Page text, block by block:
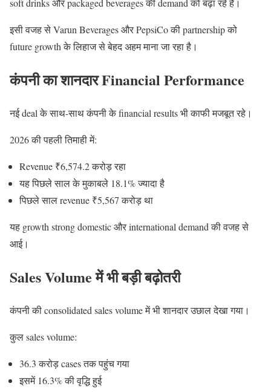
soft drinks और packaged beverages की demand को बढ़ा रहे हैं।
इसी वजह से Varun Beverages और PepsiCo की partnership को
future growth के लिहाज से बेहद अहम माना जा रहा है।
कंपनी का शानदार Financial Performance
नई deal के साथ-साथ कंपनी के financial results भी काफी मजबूत रहे।
2026 की पहली तिमाही में:
Revenue ₹6,574.2 करोड़ रहा
यह पिछले साल के मुकाबले 18.1% ज्यादा है
पिछले साल revenue ₹5,567 करोड़ था
यह growth strong domestic और international demand की वजह से
आई।
Sales Volume में भी बड़ी बढ़ोतरी
कंपनी की consolidated sales volume में भी शानदार उछाल देखा गया।
कुल sales volume:
36.3 करोड़ cases तक पहुंच गया
इसमें 16.3% की वृद्धि हुई